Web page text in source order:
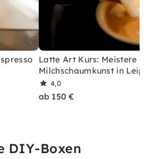
Latte Art Kurs: Meistere
Milchschaumkunst in
4,0
ab 150 €
DIY-Boxen